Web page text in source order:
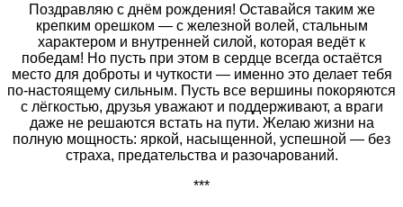
Поздравляю с днём рождения! Оставайся таким же
крепким орешком — с железной волей, стальным
характером и внутренней силой, которая ведёт к
победам! Но пусть при этом в сердце всегда остаётся
место для доброты и чуткости — именно это делает тебя
по‑настоящему сильным. Пусть все вершины покоряются
с лёгкостью, друзья уважают и поддерживают, а враги
даже не решаются встать на пути. Желаю жизни на
полную мощность: яркой, насыщенной, успешной — без
страха, предательства и разочарований.
***